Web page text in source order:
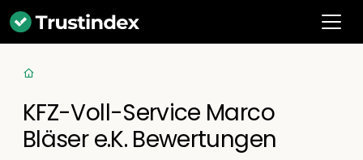
KFZ-Voll-Service Marco
Bläser e.K. Bewertungen